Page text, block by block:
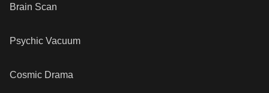
Brain Scan
Psychic Vacuum
Cosmic Drama